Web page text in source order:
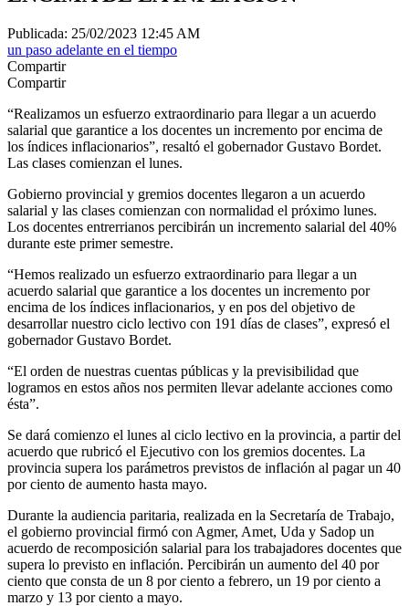
Publicada: 25/02/2023 12:45 AM
un paso adelante en el tiempo
Compartir
Compartir
“Realizamos un esfuerzo extraordinario para llegar a un acuerdo
salarial que garantice a los docentes un incremento por encima de
los índices inflacionarios”, resaltó el gobernador Gustavo Bordet.
Las clases comienzan el lunes.
Gobierno provincial y gremios docentes llegaron a un acuerdo
salarial y las clases comienzan con normalidad el próximo lunes.
Los docentes entrerrianos percibirán un incremento salarial del 40%
durante este primer semestre.
“Hemos realizado un esfuerzo extraordinario para llegar a un
acuerdo salarial que garantice a los docentes un incremento por
encima de los índices inflacionarios, y en pos del objetivo de
desarrollar nuestro ciclo lectivo con 191 días de clases”, expresó el
gobernador Gustavo Bordet.
“El orden de nuestras cuentas públicas y la previsibilidad que
logramos en estos años nos permiten llevar adelante acciones como
ésta”.
Se dará comienzo el lunes al ciclo lectivo en la provincia, a partir del
acuerdo que rubricó el Ejecutivo con los gremios docentes. La
provincia supera los parámetros previstos de inflación al pagar un 40
por ciento de aumento hasta mayo.
Durante la audiencia paritaria, realizada en la Secretaría de Trabajo,
el gobierno provincial firmó con Agmer, Amet, Uda y Sadop un
acuerdo de recomposición salarial para los trabajadores docentes que
supera lo previsto en inflación. Percibirán un aumento del 40 por
ciento que consta de un 8 por ciento a febrero, un 19 por ciento a
marzo y 13 por ciento a mayo.